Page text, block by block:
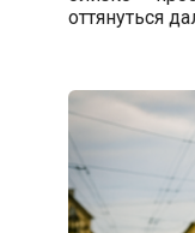
оттянуться